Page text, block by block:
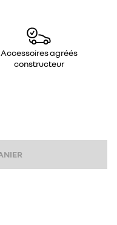
Accessoires agréés
constructeur